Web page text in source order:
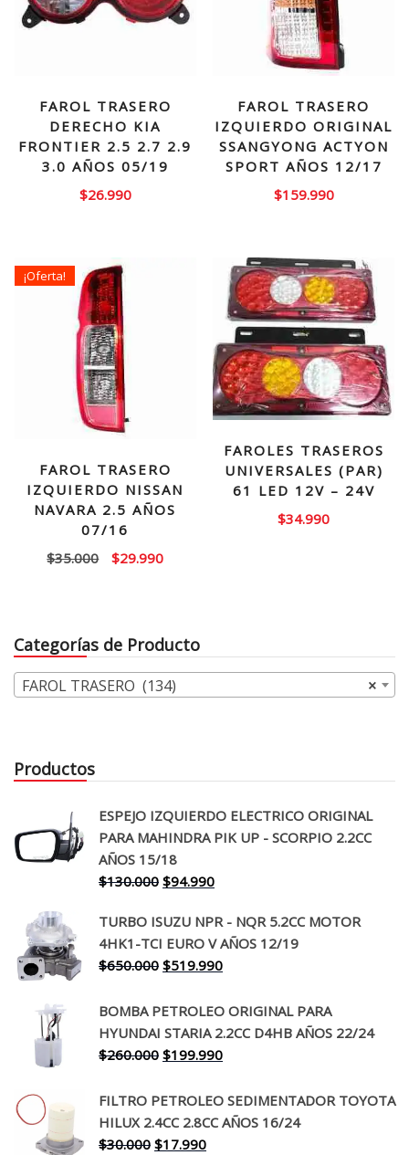
FAROL TRASERO
DERECHO KIA
FRONTIER 2.5 2.7 2.9
3.0 AÑOS 05/19
$26.990
FAROL TRASERO
IZQUIERDO ORIGINAL
SSANGYONG ACTYON
SPORT AÑOS 12/17
$159.990
¡Oferta!
FAROL TRASERO
IZQUIERDO NISSAN
NAVARA 2.5 AÑOS
07/16
$35.000
El
$35.000.
$29.990El
$29.990.
FAROLES TRASEROS
UNIVERSALES (PAR)
61 LED 12V – 24V
$34.990
Categorías de Producto
×
FAROL TRASERO (134)
Productos
ESPEJO IZQUIERDO ELECTRICO ORIGINAL
PARA MAHINDRA PIK UP - SCORPIO 2.2CC
AÑOS 15/18
$130.000 El
original
era:
$130.000.
$94.990El
actual
es:
$94.990.
TURBO ISUZU NPR - NQR 5.2CC MOTOR
4HK1-TCI EURO V AÑOS 12/19
$650.000 El
original
era:
$650.000.
$519.990El
actual
es:
$519.990.
BOMBA PETROLEO ORIGINAL PARA
HYUNDAI STARIA 2.2CC D4HB AÑOS 22/24
$260.000 El
original
era:
$260.000.
$199.990El
actual
es:
FILTRO PETROLEO SEDIMENTADOR TOYOTA
HILUX 2.4CC 2.8CC AÑOS 16/24
$30.000 El
$17.990El